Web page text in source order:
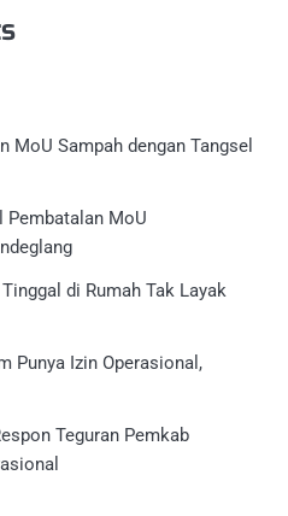
MoU Sampah dengan Tangsel
Pembatalan MoU
di Rumah Tak Layak
Punya Izin Operasional,
Teguran Pemkab